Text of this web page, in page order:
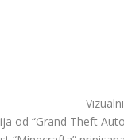
od “Grand Theft